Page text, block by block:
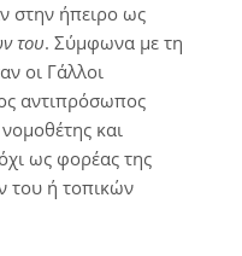
στην ήπειρο ως
του. Σύμφωνα με τη
οι Γάλλοι
αντιπρόσωπος
και
ως φορέας της
ή τοπικών